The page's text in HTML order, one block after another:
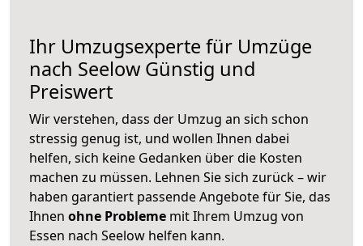
Ihr Umzugsexperte für Umzüge
nach Seelow Günstig und
Preiswert
Wir verstehen, dass der Umzug an sich schon
stressig genug ist, und wollen Ihnen dabei
helfen, sich keine Gedanken über die Kosten
machen zu müssen. Lehnen Sie sich zurück – wir
haben garantiert passende Angebote für Sie, das
Ihnen ohne Probleme mit Ihrem Umzug von
Essen nach Seelow helfen kann.